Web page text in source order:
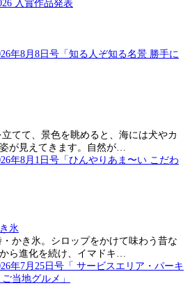
てて、景色を眺めると、海には犬やカ
が見えてきます。自然が…
氷
かき氷。シロップをかけて味わう昔な
ら進化を続け、イマドキ…